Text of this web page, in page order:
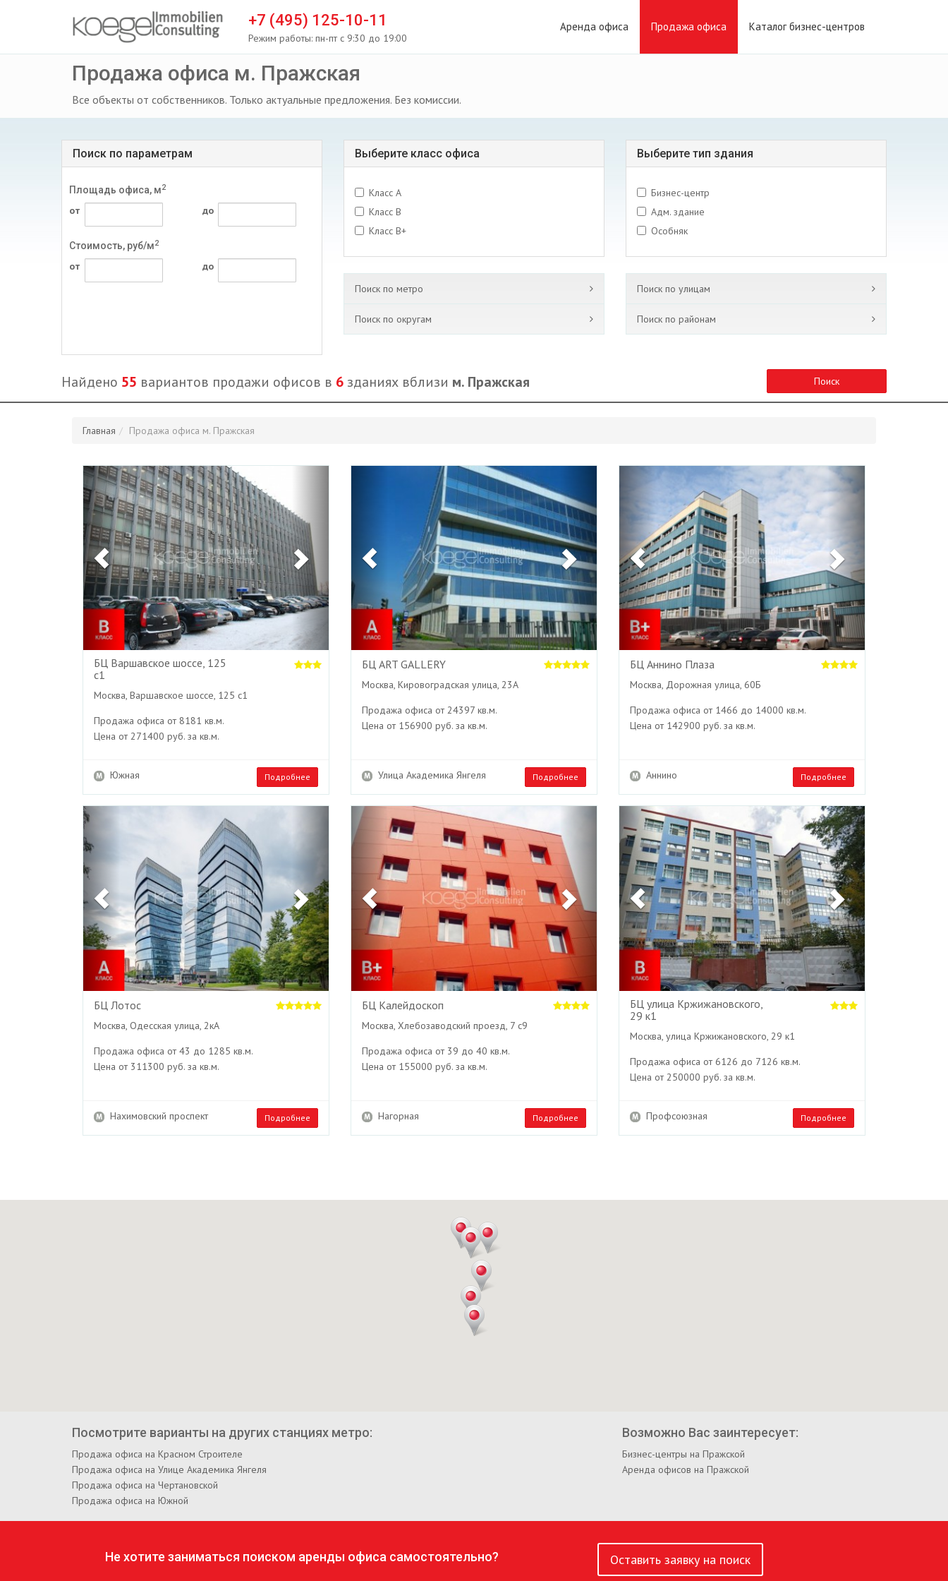
+7 (495) 125-10-11
Режим работы: пн-пт с 9:30 до 19:00
Аренда офиса Продажа офиса Каталог бизнес-центров
Продажа офиса м. Пражская
Все объекты от собственников. Только актуальные предложения. Без комиссии.
Поиск по параметрам
Площадь офиса, м2
от до
Стоимость, руб/м2
от до
Выберите класс офиса
Класс A
Класс B
Класс B+
Поиск по метро
Поиск по округам
Выберите тип здания
Бизнес-центр
Адм. здание
Особняк
Поиск по улицам
Поиск по районам
Найдено 55 вариантов продажи офисов в 6 зданиях вблизи м. Пражская Поиск
Главная Продажа офиса м. Пражская
Previous
БЦ Варшавское шоссе, 125
с1
Москва, Варшавское шоссе, 125 с1
Продажа офиса от 8181 кв.м.
Цена от 271400 руб. за кв.м.
Южная Подробнее
БЦ ART GALLERY
Москва, Кировоградская улица, 23А
Продажа офиса от 24397 кв.м.
Цена от 156900 руб. за кв.м.
Улица Академика Янгеля Подробнее
Previous Next
БЦ Аннино Плаза
Москва, Дорожная улица, 60Б
Продажа офиса от 1466 до 14000 кв.м.
Цена от 142900 руб. за кв.м.
Аннино Подробнее
БЦ Лотос
Москва, Одесская улица, 2кА
Продажа офиса от 43 до 1285 кв.м.
Цена от 311300 руб. за кв.м.
Нахимовский проспект Подробнее
Previous
БЦ Калейдоскоп
Москва, Хлебозаводский проезд, 7 с9
Продажа офиса от 39 до 40 кв.м.
Цена от 155000 руб. за кв.м.
Нагорная Подробнее
Previous Next
БЦ улица Кржижановского,
29 к1
Москва, улица Кржижановского, 29 к1
Продажа офиса от 6126 до 7126 кв.м.
Цена от 250000 руб. за кв.м.
Профсоюзная Подробнее
Посмотрите варианты на других станциях метро:
Продажа офиса на Красном Строителе
Продажа офиса на Улице Академика Янгеля
Продажа офиса на Чертановской
Продажа офиса на Южной
Возможно Вас заинтересует:
Бизнес-центры на Пражской
Аренда офисов на Пражской
Не хотите заниматься поиском аренды офиса самостоятельно? Оставить заявку на поиск